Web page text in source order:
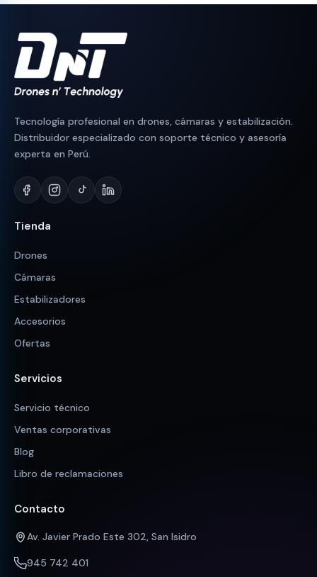
Tecnología profesional en drones, cámaras y estabilización.
Distribuidor especializado con soporte técnico y asesoría
experta en Perú.
Tienda
Drones
Cámaras
Estabilizadores
Accesorios
Ofertas
Servicios
Servicio técnico
Ventas corporativas
Blog
Libro de reclamaciones
Contacto
Av. Javier Prado Este 302, San Isidro
945 742 401